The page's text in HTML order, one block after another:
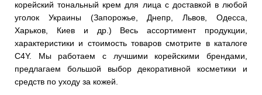
корейский тональный крем для лица с доставкой в любой
уголок Украины (Запорожье, Днепр, Львов, Одесса,
Харьков, Киев и др.) Весь ассортимент продукции,
характеристики и стоимость товаров смотрите в каталоге
C4Y. Мы работаем с лучшими корейскими брендами,
предлагаем большой выбор декоративной косметики и
средств по уходу за кожей.